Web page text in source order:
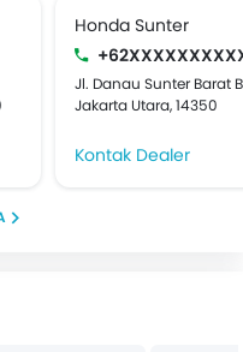
Honda Sunter
Jl. Danau Sunter Barat
Jakarta Utara, 14350
Kontak Dealer